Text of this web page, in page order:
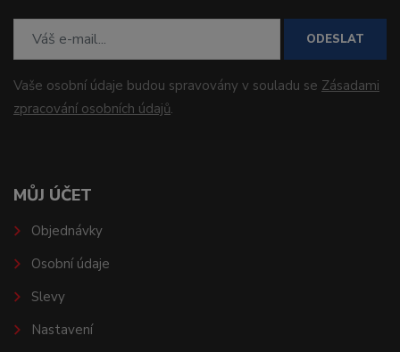
ODESLAT
Vaše osobní údaje budou spravovány v souladu se Zásadami
zpracování osobních údajů.
MŮJ ÚČET
Objednávky
Osobní údaje
Slevy
Nastavení